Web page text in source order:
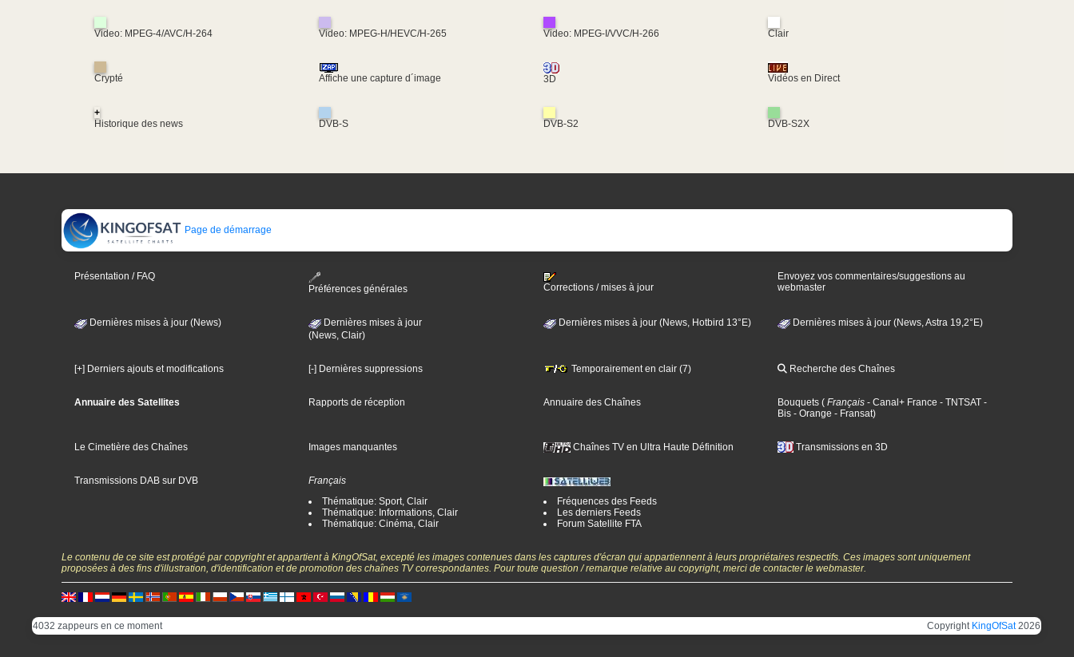
Video: MPEG-4/AVC/H-264 Video: MPEG-H/HEVC/H-265 Video: MPEG-I/VVC/H-266 Clair
Crypté Affiche une capture d´image 3D Vidéos en Direct
+
Historique des news
DVB-S DVB-S2 DVB-S2X
Page de démarrage
Présentation / FAQ
Préférences générales
Corrections / mises à jour
Envoyez vos commentaires/suggestions au
webmaster
Dernières mises à jour (News)
Dernières mises à jour
(News, Clair)
Dernières mises à jour (News, Hotbird 13°E) Dernières mises à jour (News, Astra 19,2°E)
[+] Derniers ajouts et modifications [-] Dernières suppressions Temporairement en clair (7) Recherche des Chaînes
Annuaire des Satellites Rapports de réception Annuaire des Chaînes Bouquets ( Français - Canal+ France - TNTSAT -
Bis - Orange - Fransat)
Le Cimetière des Chaînes Images manquantes Chaînes TV en Ultra Haute Définition Transmissions en 3D
Transmissions DAB sur DVB
Français
Thématique: Sport, Clair
Thématique: Informations, Clair
Thématique: Cinéma, Clair
Fréquences des Feeds
Les derniers Feeds
Forum Satellite FTA
Le contenu de ce site est protégé par copyright et appartient à KingOfSat, excepté les images contenues dans les captures d'écran qui appartiennent à leurs propriétaires respectifs. Ces images sont uniquement
proposées à des fins d'illustration, d'identification et de promotion des chaînes TV correspondantes. Pour toute question / remarque relative au copyright, merci de contacter le webmaster.
4032 zappeurs en ce moment Copyright KingOfSat2026